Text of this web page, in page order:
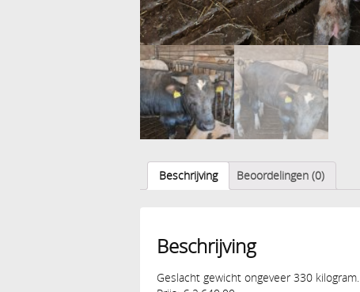
Beschrijving Beoordelingen (0)
Beschrijving
Geslacht gewicht ongeveer 330 kilogram.